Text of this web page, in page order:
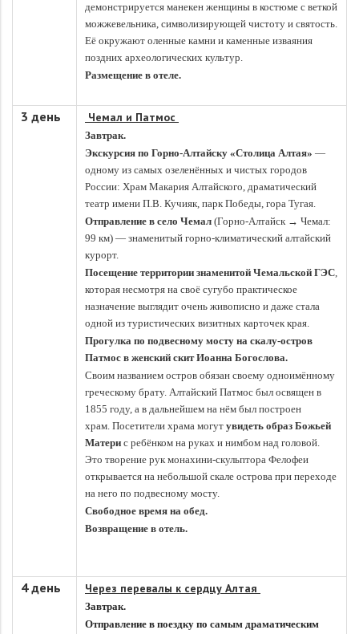
демонстрируется манекен женщины в костюме с веткой
можжевельника, символизирующей чистоту и святость.
Её окружают оленные камни и каменные изваяния
поздних археологических культур.
Размещение в отеле.
3 день Чемал и Патмос
Завтрак.
Экскурсия по Горно-Алтайску «Столица Алтая» —
одному из самых озеленённых и чистых городов
России: Храм Макария Алтайского, драматический
театр имени П.В. Кучияк, парк Победы, гора Тугая.
Отправление в село Чемал (Горно-Алтайск → Чемал:
99 км) — знаменитый горно-климатический алтайский
курорт.
Посещение территории знаменитой Чемальской ГЭС,
которая несмотря на своё сугубо практическое
назначение выглядит очень живописно и даже стала
одной из туристических визитных карточек края.
Прогулка по подвесному мосту на скалу-остров
Патмос в женский скит Иоанна Богослова.
Своим названием остров обязан своему одноимённому
греческому брату. Алтайский Патмос был освящен в
1855 году, а в дальнейшем на нём был построен
храм. Посетители храма могут увидеть образ Божьей
Матери с ребёнком на руках и нимбом над головой.
Это творение рук монахини-скульптора Фелофеи
открывается на небольшой скале острова при переходе
на него по подвесному мосту.
Свободное время на обед.
Возвращение в отель.
4 день Через перевалы к сердцу Алтая
Завтрак.
Отправление в поездку по самым драматическим